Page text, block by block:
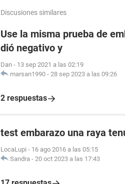
Discusiones similares
Use la misma prueba de
dió negativo y
Dan - 13 sep 2021 a las 02:19
marsan1990 - 28 sep 2023 a las 09:26
2 respuestas
test embarazo una raya
LocaLupi - 16 ago 2016 a las 05:15
Sandra - 20 oct 2023 a las 17:43